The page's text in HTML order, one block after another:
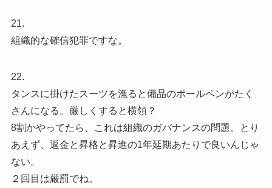
21.
組織的な確信犯罪ですな。
22.
タンスに掛けたスーツを漁ると備品のポールペンがたく
さんになる。厳しくすると横領？
8割かやってたら、これは組織のガバナンスの問題。とり
あえず、返金と昇格と昇進の1年延期あたりで良いんじゃ
ない。
２回目は厳罰でね。